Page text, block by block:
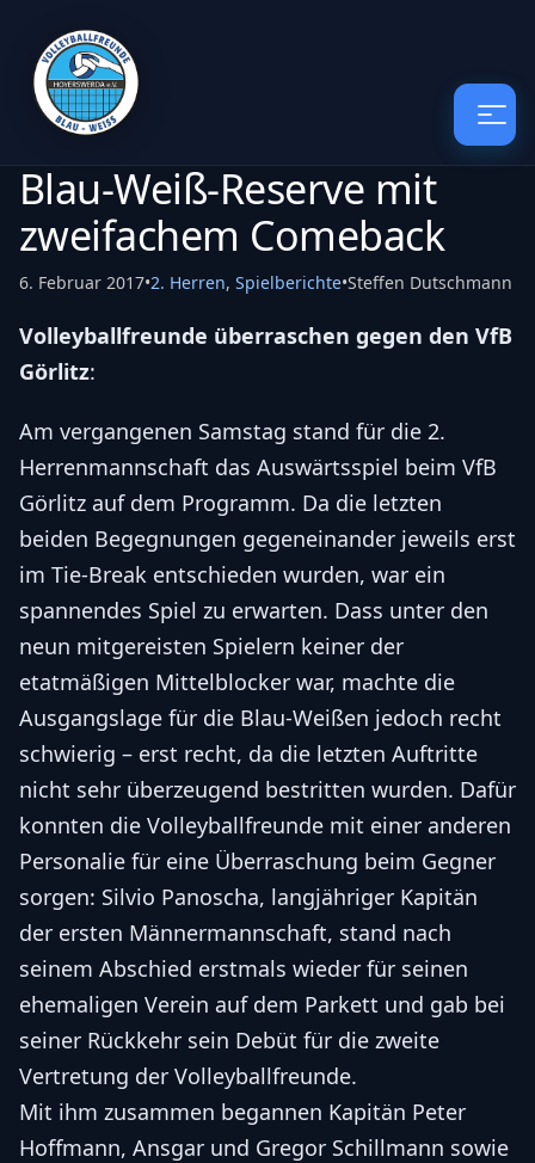
Blau-Weiß-Reserve mit
zweifachem Comeback
6. Februar 2017•2. Herren, Spielberichte•Steffen Dutschmann
Volleyballfreunde überraschen gegen den VfB
Görlitz:
Am vergangenen Samstag stand für die 2.
Herrenmannschaft das Auswärtsspiel beim VfB
Görlitz auf dem Programm. Da die letzten
beiden Begegnungen gegeneinander jeweils erst
im Tie-Break entschieden wurden, war ein
spannendes Spiel zu erwarten. Dass unter den
neun mitgereisten Spielern keiner der
etatmäßigen Mittelblocker war, machte die
Ausgangslage für die Blau-Weißen jedoch recht
schwierig – erst recht, da die letzten Auftritte
nicht sehr überzeugend bestritten wurden. Dafür
konnten die Volleyballfreunde mit einer anderen
Personalie für eine Überraschung beim Gegner
sorgen: Silvio Panoscha, langjähriger Kapitän
der ersten Männermannschaft, stand nach
seinem Abschied erstmals wieder für seinen
ehemaligen Verein auf dem Parkett und gab bei
seiner Rückkehr sein Debüt für die zweite
Vertretung der Volleyballfreunde.
Mit ihm zusammen begannen Kapitän Peter
Hoffmann, Ansgar und Gregor Schillmann sowie